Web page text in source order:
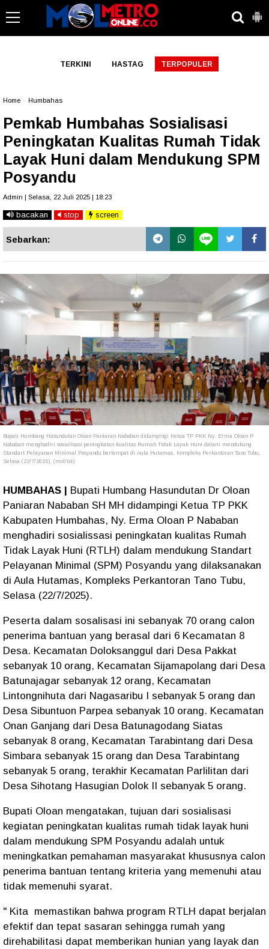
TERKINI HASTAG TERPOPULER
Home Humbahas
Pemkab Humbahas Sosialisasi
Peningkatan Kualitas Rumah Tidak
Layak Huni dalam Mendukung SPM
Posyandu
Admin | Selasa, 22 Juli 2025 | 18:23
bacakan stop screen
Sebarkan:
Bupati Humbang Hasundutan Oloan Paniaran Nababan didampingi Ketua TP PKK Ny. Erma Oloan P
Nababan menghadiri sosialisasi peningkatan kualitas Rumah Tidak Layak Huni dalam mendukung
Standart Pelayanan Minimal Posyandu bertempat di Aula Hutamas, Kompleks Perkantoran Tano Tubu,
Selasa (22/7/2025). (mol/ist)
HUMBAHAS | Bupati Humbang Hasundutan Dr Oloan
Paniaran Nababan SH MH didampingi Ketua TP PKK
Kabupaten Humbahas, Ny. Erma Oloan P Nababan
menghadiri sosialissasi peningkatan kualitas Rumah
Tidak Layak Huni (RTLH) dalam mendukung Standart
Pelayanan Minimal (SPM) Posyandu yang dilaksanakan
di Aula Hutamas, Kompleks Perkantoran Tano Tubu,
Selasa (22/7/2025).
Peserta dalam sosalisasi ini sebanyak 70 orang calon
penerima bantuan yang berasal dari 6 Kecamatan 8
Desa. Kecamatan Doloksanggul dari Desa Pakkat
sebanyak 10 orang, Kecamatan Sijamapolang dari Desa
Batunajagar sebanyak 12 orang, Kecamatan
Lintongnihuta dari Nagasaribu I sebanyak 5 orang dan
Desa Sibuntuon Parpea sebanyak 10 orang. Kecamatan
Onan Ganjang dari Desa Batunagodang Siatas
sebanyak 8 orang, Kecamatan Tarabintang dari Desa
Simbara sebanyak 15 orang dan Desa Tarabintang
sebanyak 5 orang, terakhir Kecamatan Parlilitan dari
Desa Sihotang Hasugian Dolok II sebanyak 5 orang.
Bupati Oloan mengatakan, tujuan dari sosialisasi
kegiatan peningkatan kualitas rumah tidak layak huni
dalam mendukung SPM Posyandu adalah untuk
meningkatkan pemahaman masyarakat khususnya calon
penerima bantuan tentang kriteria yang memenuhi atau
tidak memenuhi syarat.
" Kita memastikan bahwa program RTLH dapat berjalan
efektif dan tepat sasaran sehingga rumah yang
direhabilitasi dapat memberikan hunian yang layak dan